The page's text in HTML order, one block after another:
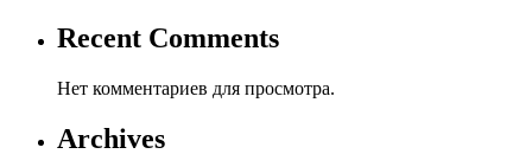
Recent Comments
Нет комментариев для просмотра.
Archives